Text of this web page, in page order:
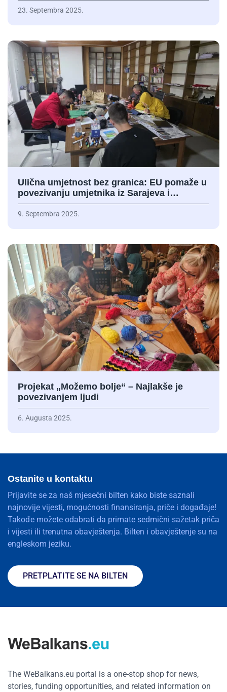
23. Septembra 2025.
Ulična umjetnost bez granica: EU pomaže u
povezivanju umjetnika iz Sarajeva i…
9. Septembra 2025.
Projekat „Možemo bolje“ – Najlakše je
povezivanjem ljudi
6. Augusta 2025.
Ostanite u kontaktu
Prijavite se za naš mjesečni bilten kako biste saznali
najnovije vijesti, mogućnosti finansiranja, priče i događaje!
Takođe možete odabrati da primate sedmični sažetak priča
i vijesti ili trenutna obavještenja. Bilten i obavještenje su na
engleskom jeziku.
PRETPLATITE SE NA BILTEN
The WeBalkans.eu portal is a one-stop shop for news,
stories, funding opportunities, and related information on